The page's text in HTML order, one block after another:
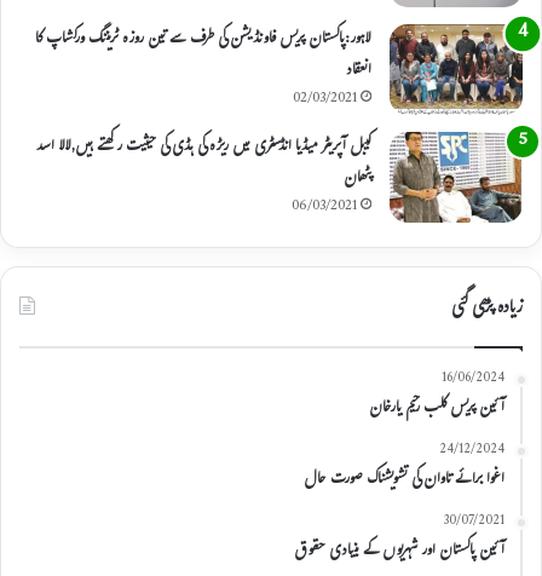
لاہور:پاکستان پریس فاونڈیشن کی طرف سے تین روزہ ٹریننگ ورکشاپ کا
انعقاد
02/03/2021
کیبل آپریٹر میڈیا انڈسٹری میں ریڑہ کی ہڈی کی حیثیت رکھتے ہیں,لالا اسد
پٹھان
06/03/2021
زیادہ پڑھی گئی
16/06/2024
آئین پریس کلب رحیم یارخان
24/12/2024
اغوا برائے تاوان کی تشویشناک صورت حال
30/07/2021
آئین پاکستان اور شہریوں کے بنیادی حقوق